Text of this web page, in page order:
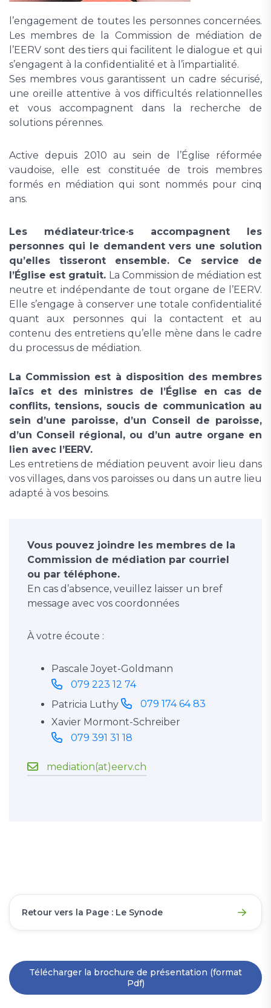
l’engagement de toutes les personnes concernées.
Les membres de la Commission de médiation de
l’EERV sont des tiers qui facilitent le dialogue et qui
s’engagent à la confidentialité et à l’impartialité.
Ses membres vous garantissent un cadre sécurisé,
une oreille attentive à vos difficultés relationnelles
et vous accompagnent dans la recherche de
solutions pérennes.
Active depuis 2010 au sein de l’Église réformée
vaudoise, elle est constituée de trois membres
formés en médiation qui sont nommés pour cinq
ans.
Les médiateur·trice·s accompagnent les
personnes qui le demandent vers une solution
qu’elles tisseront ensemble. Ce service de
l’Église est gratuit. La Commission de médiation est
neutre et indépendante de tout organe de l’EERV.
Elle s’engage à conserver une totale confidentialité
quant aux personnes qui la contactent et au
contenu des entretiens qu’elle mène dans le cadre
du processus de médiation.
La Commission est à disposition des membres
laïcs et des ministres de l’Église en cas de
conflits, tensions, soucis de communication au
sein d’une paroisse, d’un Conseil de paroisse,
d’un Conseil régional, ou d’un autre organe en
lien avec l’EERV.
Les entretiens de médiation peuvent avoir lieu dans
vos villages, dans vos paroisses ou dans un autre lieu
adapté à vos besoins.
Vous pouvez joindre les membres de la
Commission de médiation par courriel
ou par téléphone.
En cas d’absence, veuillez laisser un bref
message avec vos coordonnées
À votre écoute :
Pascale Joyet-Goldmann
079 223 12 74
Patricia Luthy
079 174 64 83
Xavier Mormont-Schreiber
079 391 31 18
mediation(at)eerv.ch
Retour vers la Page : Le Synode
Télécharger la brochure de présentation (format
Pdf)